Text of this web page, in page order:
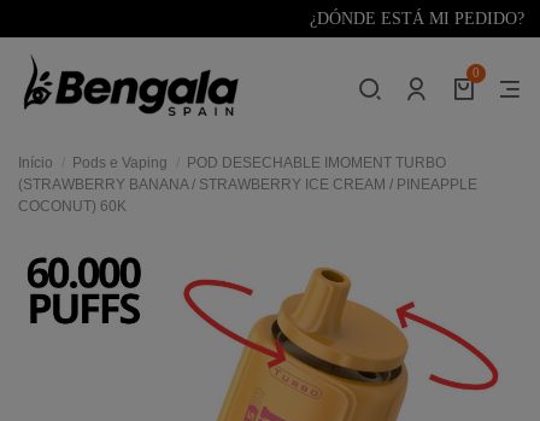
¿DÓNDE ESTÁ MI PEDIDO?
0
Início Pods e Vaping
POD DESECHABLE IMOMENT TURBO
(STRAWBERRY BANANA / STRAWBERRY ICE CREAM / PINEAPPLE
COCONUT) 60K